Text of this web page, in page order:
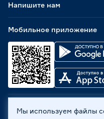
Мобильное приложение
Напишите нам
ООО «Бауцентр Рус»
Мы используем файлы